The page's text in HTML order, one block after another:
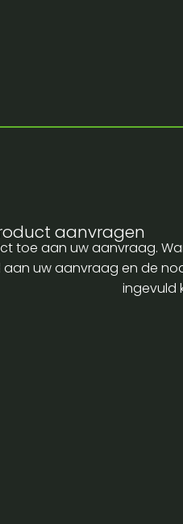
aanvragen
toe aan uw aanvraag.
uw aanvraag en de
ingevuld